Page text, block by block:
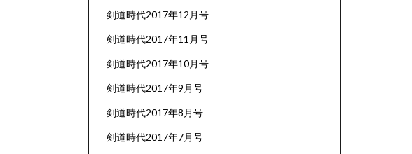
剣道時代2017年12月号
剣道時代2017年11月号
剣道時代2017年10月号
剣道時代2017年9月号
剣道時代2017年8月号
剣道時代2017年7月号